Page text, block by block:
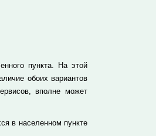
пункта. На этой
обоих вариантов
вполне может
в населенном пункте